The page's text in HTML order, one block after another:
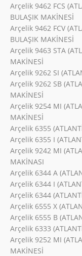
Arçelik 9462 FCS
BULAŞIK MAKİNESİ
Arçelik 9462 FCV
BULAŞIK MAKİNESİ
Arçelik 9463 STA
MAKİNESİ
Arçelik 9262 SI
Arçelik 9262 SB
MAKİNESİ
Arçelik 9254 MI
MAKİNESİ
Arçelik 6355
Arçelik 6355 I
Arçelik 9242 MI
MAKİNASI
Arçelik 6344 A
Arçelik 6344 I
Arçelik 6344
Arçelik 6555 X
Arçelik 6555 B
Arçelik 6333
Arçelik 9252 MI
MAKİNESİ